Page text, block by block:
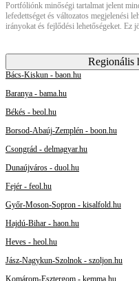
Portfóliónk minőségi tartalmat jelent
lefedettséget és változatos megjelenési
irányokat és fejlődési lehetőségeket. Ez
Regionális
Bács-Kiskun - baon.hu
Baranya - bama.hu
Békés - beol.hu
Borsod-Abaúj-Zemplén - boon.hu
Csongrád - delmagyar.hu
Dunaújváros - duol.hu
Fejér - feol.hu
Győr-Moson-Sopron - kisalfold.hu
Hajdú-Bihar - haon.hu
Heves - heol.hu
Jász-Nagykun-Szolnok - szoljon.hu
Komárom-Esztergom - kemma.hu